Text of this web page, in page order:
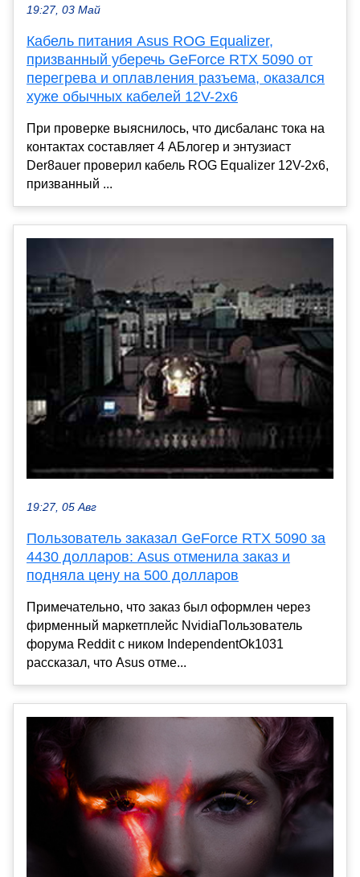
19:27, 03 Май
Кабель питания Asus ROG Equalizer,
призванный уберечь GeForce RTX 5090 от
перегрева и оплавления разъема, оказался
хуже обычных кабелей 12V-2х6
При проверке выяснилось, что дисбаланс тока на
контактах составляет 4 АБлогер и энтузиаст
Der8auer проверил кабель ROG Equalizer 12V-2x6,
призванный ...
19:27, 05 Авг
Пользователь заказал GeForce RTX 5090 за
4430 долларов: Asus отменила заказ и
подняла цену на 500 долларов
Примечательно, что заказ был оформлен через
фирменный маркетплейс NvidiaПользователь
форума Reddit c ником IndependentOk1031
рассказал, что Asus отме...